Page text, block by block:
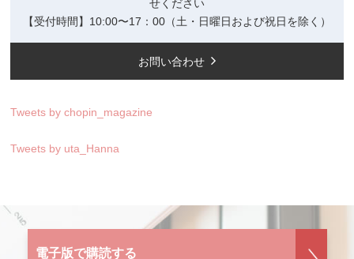
せください
【受付時間】10:00〜17：00（土・日曜日および祝日を除く）
お問い合わせ
Tweets by chopin_magazine
Tweets by uta_Hanna
電子版で購読する